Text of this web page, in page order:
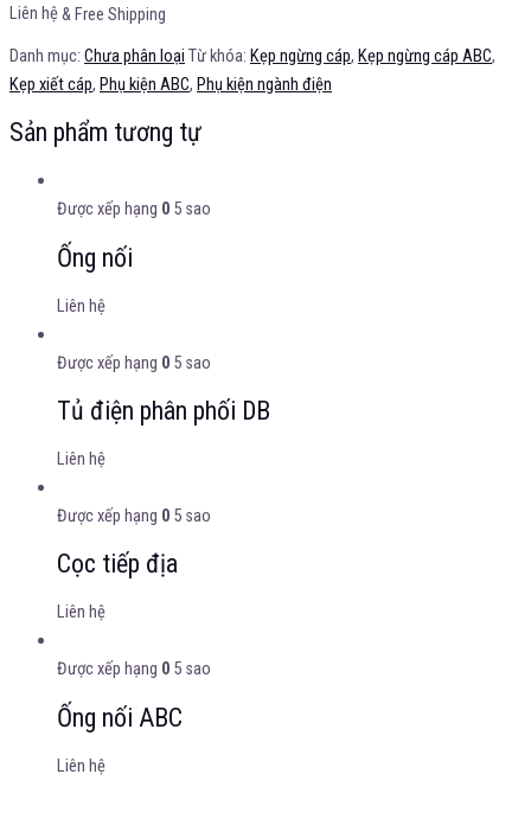
Liên hệ& Free Shipping
Danh mục: Chưa phân loại Từ khóa: Kẹp ngừng cáp, Kẹp ngừng cáp ABC,
Kẹp xiết cáp, Phụ kiện ABC, Phụ kiện ngành điện
Sản phẩm tương tự
Được xếp hạng 0 5 sao
Ống nối
Liên hệ
Được xếp hạng 0 5 sao
Tủ điện phân phối DB
Liên hệ
Được xếp hạng 0 5 sao
Cọc tiếp địa
Liên hệ
Được xếp hạng 0 5 sao
Ống nối ABC
Liên hệ